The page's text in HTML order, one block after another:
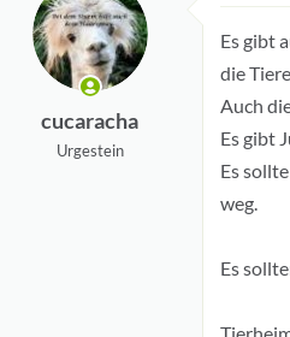
u
n
g
n
:
cucaracha
Urgestein
Es gibt
die
Auch
Es gibt
Es
weg.
Es